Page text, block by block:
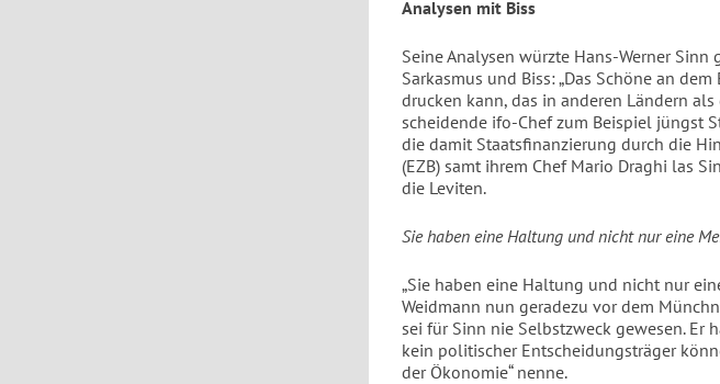
Analysen mit Biss
Seine Analysen würzte Hans-Werner
Sarkasmus und Biss: „Das Schöne an
drucken kann, das in anderen Ländern
scheidende ifo-Chef zum Beispiel jüngst
die damit Staatsfinanzierung durch die
(EZB) samt ihrem Chef Mario Draghi las
die Leviten.
Sie haben eine Haltung und nicht nur eine
„Sie haben eine Haltung und nicht nur
Weidmann nun geradezu vor dem
sei für Sinn nie Selbstzweck gewesen. Er
kein politischer Entscheidungsträger
der Ökonomie“ nenne.